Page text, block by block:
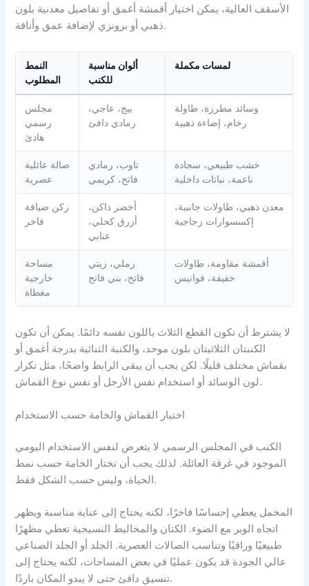
الأسقف العالية، يمكن اختيار أقمشة أغمق أو تفاصيل معدنية بلون
ذهبي أو برونزي لإضافة عمق وأناقة.
النمط
المطلوب
ألوان مناسبة
للكنب
لمسات مكملة
مجلس
رسمي
هادئ
بيج، عاجي،
رمادي دافئ
وسائد مطرزة، طاولة
رخام، إضاءة ذهبية
صالة عائلية
عصرية
تاوب، رمادي
فاتح، كريمي
خشب طبيعي، سجادة
ناعمة، نباتات داخلية
ركن ضيافة
فاخر
أخضر داكن،
أزرق كحلي،
عنابي
معدن ذهبي، طاولات جانبية،
إكسسوارات زجاجية
مساحة
خارجية
مغطاة
رملي، زيتي
فاتح، بني فاتح
أقمشة مقاومة، طاولات
خفيفة، فوانيس
لا يشترط أن تكون القطع الثلاث باللون نفسه دائمًا. يمكن أن تكون
الكنبتان الثلاثيتان بلون موحد، والكنبة الثنائية بدرجة أغمق أو
بقماش مختلف قليلًا. لكن يجب أن يبقى الرابط واضحًا، مثل تكرار
لون الوسائد أو استخدام نفس الأرجل أو نفس نوع القماش.
اختيار القماش والخامة حسب الاستخدام
الكنب في المجلس الرسمي لا يتعرض لنفس الاستخدام اليومي
الموجود في غرفة العائلة. لذلك يجب أن تختار الخامة حسب نمط
الحياة، وليس حسب الشكل فقط.
المخمل يعطي إحساسًا فاخرًا، لكنه يحتاج إلى عناية مناسبة ويظهر
اتجاه الوبر مع الضوء. الكتان والمخاليط النسيجية تعطي مظهرًا
طبيعيًا وراقيًا وتناسب الصالات العصرية. الجلد أو الجلد الصناعي
عالي الجودة قد يكون عمليًا في بعض المساحات، لكنه يحتاج إلى
تنسيق دافئ حتى لا يبدو المكان باردًا.